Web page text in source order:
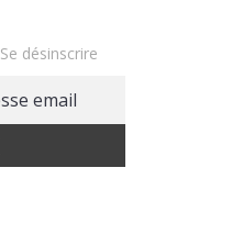
Se désinscrire